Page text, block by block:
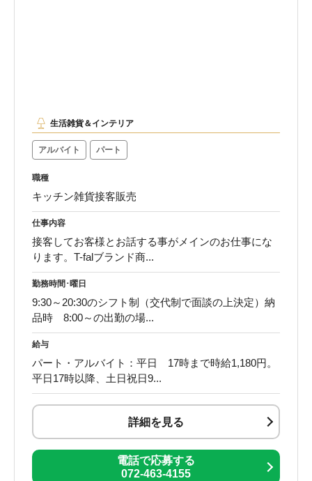
生活雑貨＆インテリア
アルバイト パート
職種
キッチン雑貨接客販売
仕事内容
接客してお客様とお話する事がメインのお仕事にな
ります。T-falブランド商...
勤務時間･曜日
9:30～20:30のシフト制（交代制で面談の上決定）納
品時 8:00～の出勤の場...
給与
パート・アルバイト：平日 17時まで時給1,180円。
平日17時以降、土日祝日9...
詳細を見る
電話で応募する
072-463-4155